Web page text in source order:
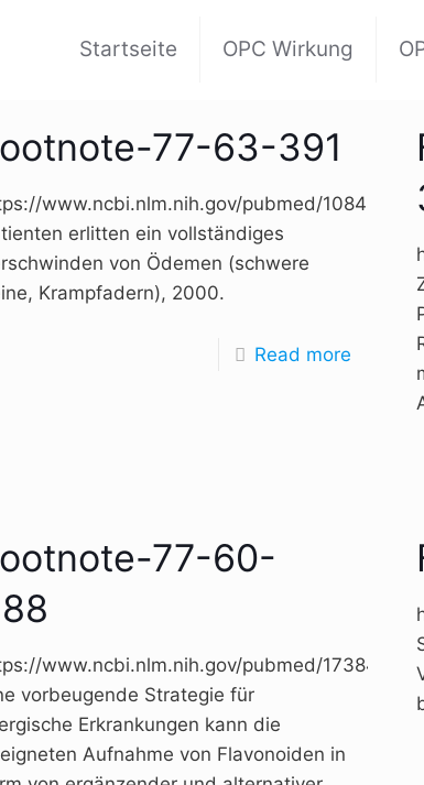
Startseite OPC Wirkung
PA/PA.pdf,
77-63-391
www.ncbi.nlm.nih.gov/pubmed/10844161,
erlitten ein vollständiges
von Ödemen (schwere
Krampfadern), 2000.
Read more
77-60-
www.ncbi.nlm.nih.gov/pubmed/17384531,
vorbeugende Strategie für
Erkrankungen kann die
Aufnahme von Flavonoiden in